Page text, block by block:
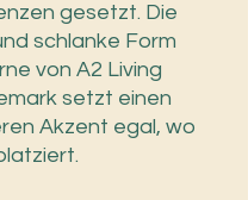
gesetzt. Die
schlanke Form
von A2 Living
setzt einen
Akzent egal, wo